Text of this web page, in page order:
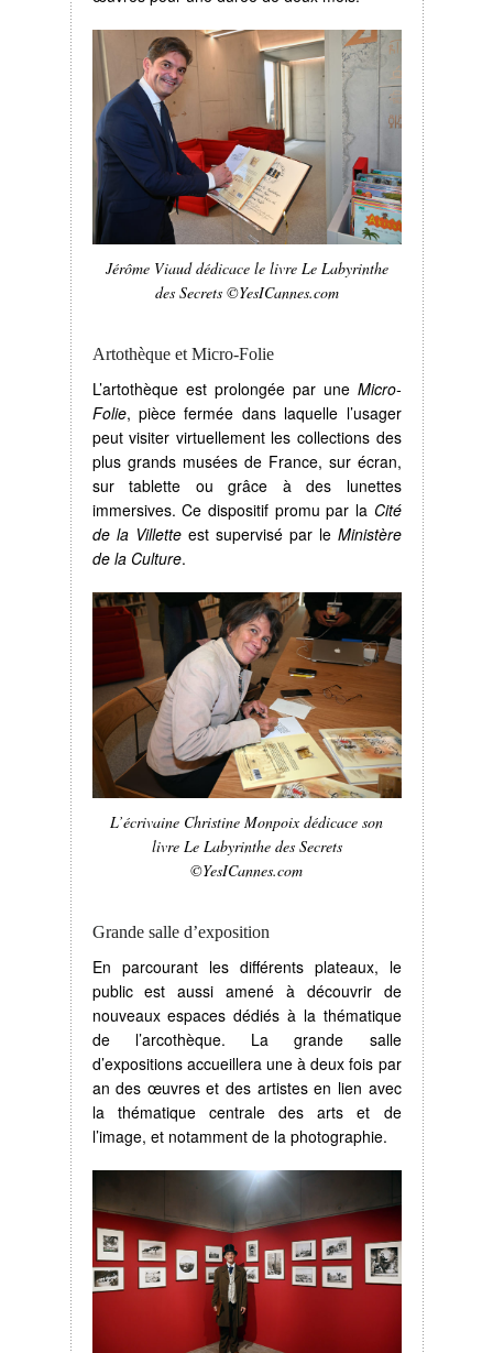
Jérôme Viaud dédicace le livre Le Labyrinthe
des Secrets ©YesICannes.com
Artothèque et Micro-Folie
L’artothèque est prolongée par une Micro-
Folie, pièce fermée dans laquelle l’usager
peut visiter virtuellement les collections des
plus grands musées de France, sur écran,
sur tablette ou grâce à des lunettes
immersives. Ce dispositif promu par laCité
de la Villetteest supervisé par le Ministère
de la Culture.
L’écrivaine Christine Monpoix dédicace son
livre Le Labyrinthe des Secrets
©YesICannes.com
Grande salle d’exposition
En parcourant les différents plateaux, le
public est aussi amené à découvrir de
nouveaux espaces dédiés à la thématique
de l’arcothèque. La grande salle
d’expositions accueillera une à deux fois par
an des œuvres et des artistes en lien avec
la thématique centrale des arts et de
l’image, et notamment de la photographie.